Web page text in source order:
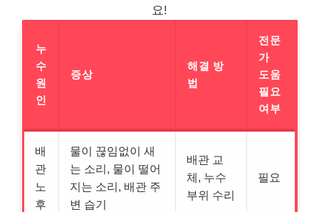
요!
누
수
원
인
증상
해결 방
법
전문
가
도움
필요
여부
배
관
노
후
물이 끊임없이 새
는 소리, 물이 떨어
지는 소리, 배관 주
변 습기
배관 교
체, 누수
부위 수리
필요